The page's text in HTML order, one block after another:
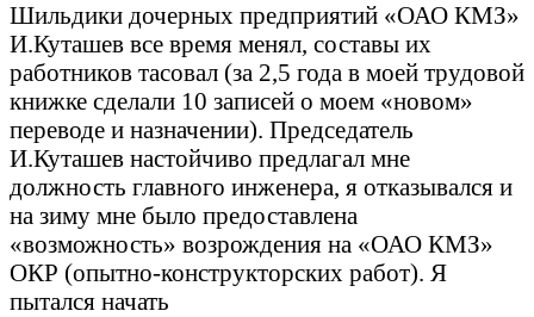
Шильдики дочерных предприятий «ОАО КМЗ»
И.Куташев все время менял, составы их
работников тасовал (за 2,5 года в моей трудовой
книжке сделали 10 записей о моем «новом»
переводе и назначении). Председатель
И.Куташев настойчиво предлагал мне
должность главного инженера, я отказывался и
на зиму мне было предоставлена
«возможность» возрождения на «ОАО КМЗ»
ОКР (опытно-конструкторских работ). Я
пытался начать